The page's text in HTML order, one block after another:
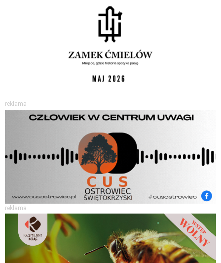
reklama
reklama